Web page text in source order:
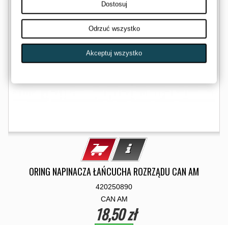
ORING NAPINACZA ŁAŃCUCHA ROZRZĄDU CAN AM
420250890
CAN AM
18,50 zł
Dostosuj
Odrzuć wszystko
Akceptuj wszystko